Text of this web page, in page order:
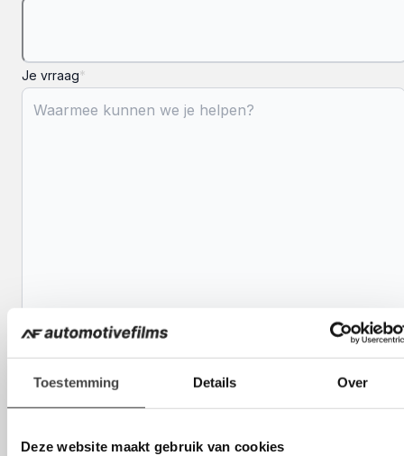
Toestemming Details Over
Deze website maakt gebruik van cookies
Je vrraag*
Consent*
Ik ga akkoord met deprivacy*